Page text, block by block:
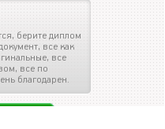
берите диплом
все как
все
все по
благодарен.